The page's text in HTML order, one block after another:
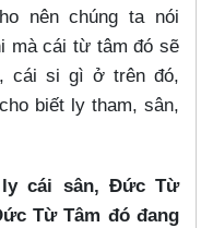
nên chúng ta nói
mà cái từ tâm đó sẽ
cái si gì ở trên đó,
biết ly tham, sân,
cái sân, Đức Từ
Từ Tâm đó đang